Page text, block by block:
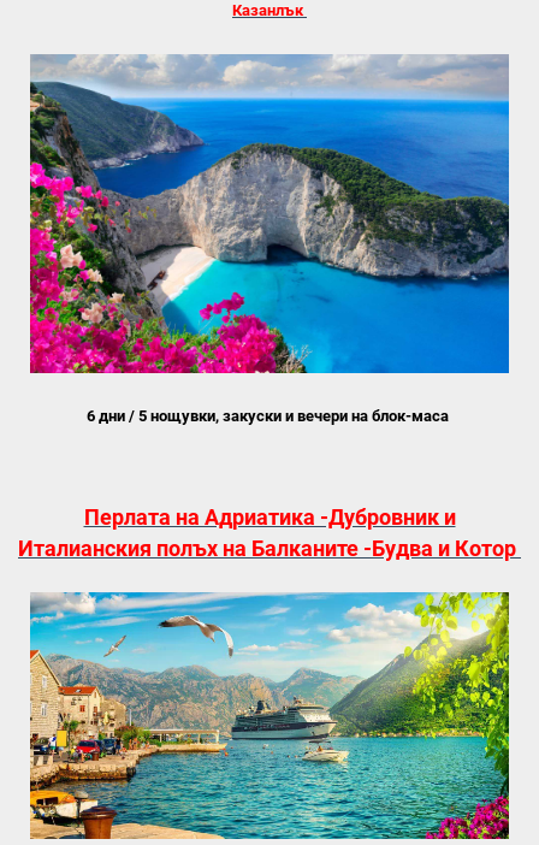
Казанлък
6 дни / 5 нощувки, закуски и вечери на блок-маса
Перлата на Адриатика -Дубровник и
Италианския полъх на Балканите -Будва и Котор